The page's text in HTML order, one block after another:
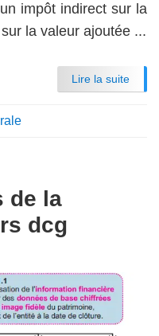
impôt indirect sur la
la valeur ajoutée ...
Lire la suite
de la
dcg